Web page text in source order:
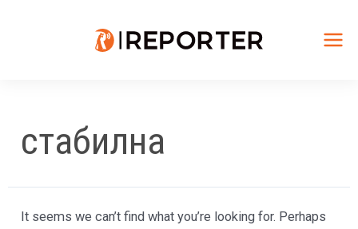
стабилна
It seems we can’t find what you’re looking for. Perhaps